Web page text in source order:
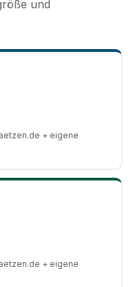
und
+ eigene
+ eigene